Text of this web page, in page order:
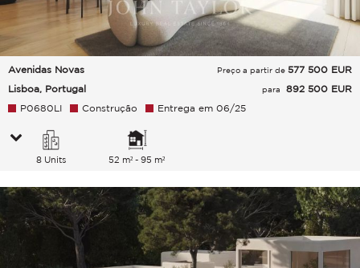
Avenidas Novas
Lisboa, Portugal
Preço a partir de 577 500 EUR
para
892 500 EUR
P0680LI
Construção Entrega em 06/25
8 Units 52 m² - 95 m²